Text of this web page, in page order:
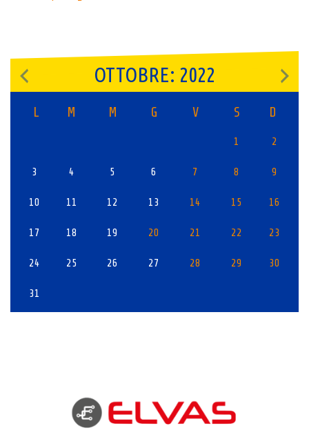
OTTOBRE: 2022
L M M G V S D
1 2
3 4 5 6 7 8 9
10 11 12 13 14 15 16
17 18 19 20 21 22 23
24 25 26 27 28 29 30
31